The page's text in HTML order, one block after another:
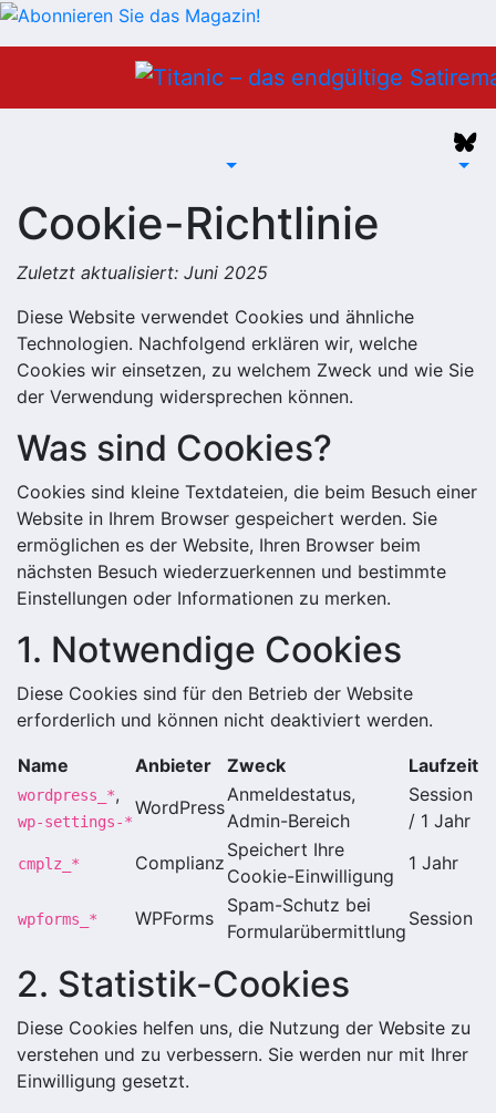
Cookie-Richtlinie
Zuletzt aktualisiert: Juni 2025
Diese Website verwendet Cookies und ähnliche
Technologien. Nachfolgend erklären wir, welche
Cookies wir einsetzen, zu welchem Zweck und wie Sie
der Verwendung widersprechen können.
Was sind Cookies?
Cookies sind kleine Textdateien, die beim Besuch einer
Website in Ihrem Browser gespeichert werden. Sie
ermöglichen es der Website, Ihren Browser beim
nächsten Besuch wiederzuerkennen und bestimmte
Einstellungen oder Informationen zu merken.
1. Notwendige Cookies
Diese Cookies sind für den Betrieb der Website
erforderlich und können nicht deaktiviert werden.
Name Anbieter Zweck Laufzeit
wordpress_*,
wp-settings-*
WordPress
Anmeldestatus,
Admin-Bereich
Session
/ 1 Jahr
cmplz_* Complianz
Speichert Ihre
Cookie-Einwilligung
1 Jahr
wpforms_* WPForms
Spam-Schutz bei
Formularübermittlung
Session
2. Statistik-Cookies
Diese Cookies helfen uns, die Nutzung der Website zu
verstehen und zu verbessern. Sie werden nur mit Ihrer
Einwilligung gesetzt.